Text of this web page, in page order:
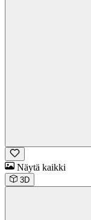
Näytä kaikki
3D